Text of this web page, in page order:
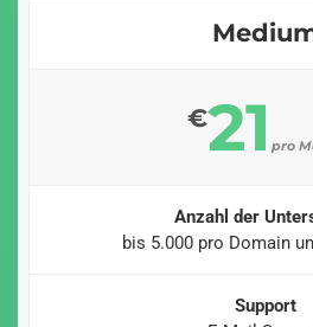
€21 pro
Anzahl der
bis 5.000 pro Domain
Support